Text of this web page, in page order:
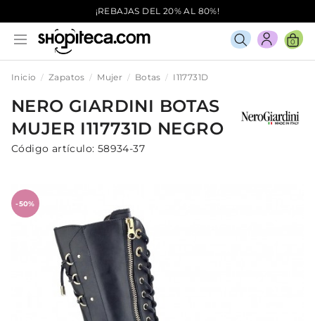
¡REBAJAS DEL 20% AL 80%!
0
Inicio Zapatos Mujer Botas I117731D
NERO GIARDINI BOTAS
MUJER I117731D NEGRO
Código artículo: 58934-37
-50%